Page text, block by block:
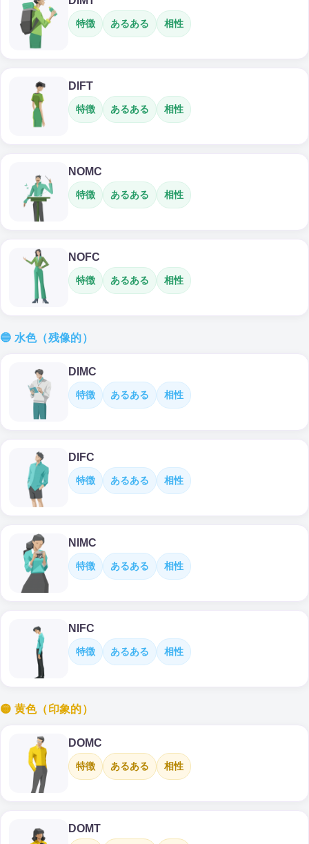
特徴 あるある 相性
DIFT
特徴 あるある 相性
NOMC
特徴 あるある 相性
NOFC
特徴 あるある 相性
🔵 水色（残像的）
DIMC
特徴 あるある 相性
DIFC
特徴 あるある 相性
NIMC
特徴 あるある 相性
NIFC
特徴 あるある 相性
🟡 黄色（印象的）
DOMC
特徴 あるある 相性
DOMT